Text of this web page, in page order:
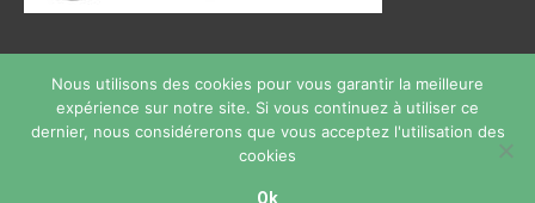
Copyright © 2026therapie phobieTous droits réservés.
Privium – Des services qui soutiennent vos soins. Pour
Nous utilisons des cookies pour vous garantir la meilleure
expérience sur notre site. Si vous continuez à utiliser ce
dernier, nous considérerons que vous acceptez l'utilisation des
cookies
Ok